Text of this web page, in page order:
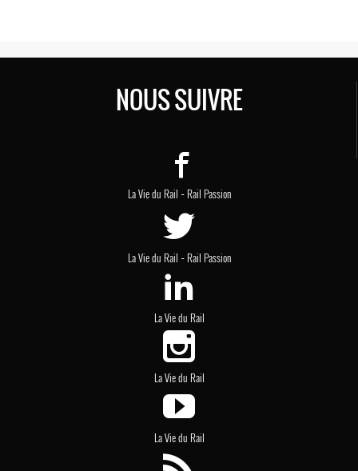
NOUS SUIVRE
La Vie du Rail - Rail Passion
La Vie du Rail - Rail Passion
La Vie du Rail
La Vie du Rail
La Vie du Rail